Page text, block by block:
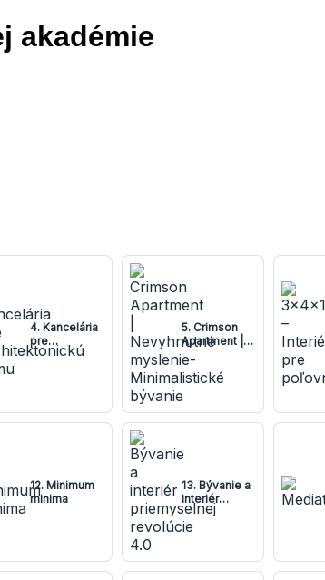
akadémie
4. Kancelária
pre
architektonickú
5. Crimson
Apartment |
Nevyhnutné
myslenie-
Minimalistické
bývanie
12. Minimum
minima
13. Bývanie a
interiér
priemyselnej
revolúcie 4.0